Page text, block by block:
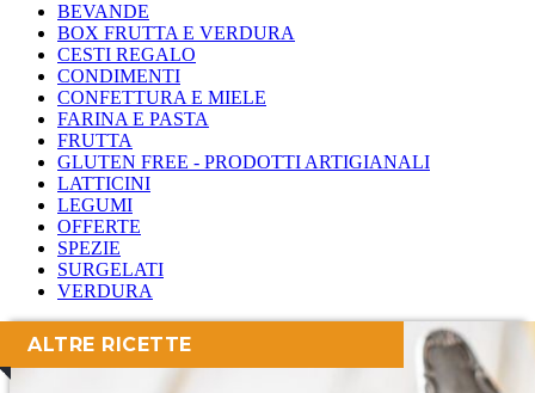
BEVANDE
BOX FRUTTA E VERDURA
CESTI REGALO
CONDIMENTI
CONFETTURA E MIELE
FARINA E PASTA
FRUTTA
GLUTEN FREE - PRODOTTI ARTIGIANALI
LATTICINI
LEGUMI
OFFERTE
SPEZIE
SURGELATI
VERDURA
ALTRE RICETTE